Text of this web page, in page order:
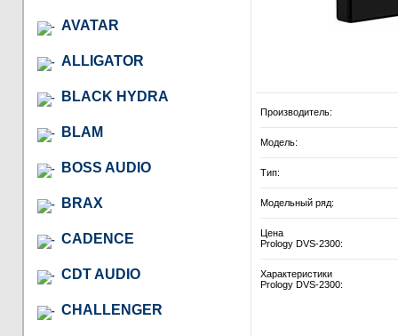
AVATAR
ALLIGATOR
BLACK HYDRA
BLAM
BOSS AUDIO
BRAX
CADENCE
CDT AUDIO
CHALLENGER
Производитель:
Модель:
Тип:
Модельный ряд:
Цена
Prology DVS-2300:
Характеристики
Prology DVS-2300: